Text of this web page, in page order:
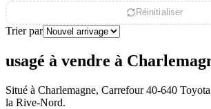
Réinitialiser
Trier par
usagé à vendre à
Situé à Charlemagne, Carrefour 40-640
la Rive-Nord.